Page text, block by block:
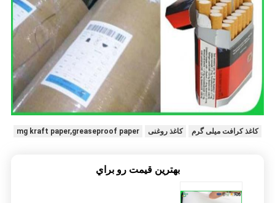
کاغذ کرافت میلی گرم کاغذ روغنی mg kraft paper,greaseproof paper
بهترين قيمت رو براي